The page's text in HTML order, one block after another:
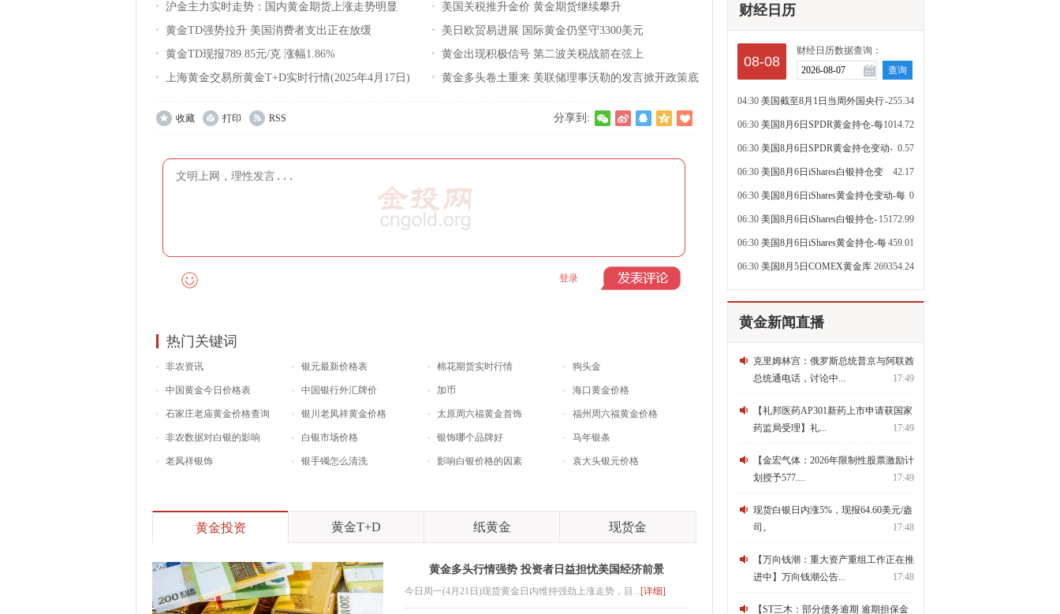
沪金主力实时走势：国内黄金期货上涨走势明显
黄金TD强势拉升 美国消费者支出正在放缓
黄金TD现报789.85元/克 涨幅1.86%
上海黄金交易所黄金T+D实时行情(2025年4月17日)
美国关税推升金价 黄金期货继续攀升
美日欧贸易进展 国际黄金仍坚守3300美元
黄金出现积极信号 第二波关税战箭在弦上
黄金多头卷土重来 美联储理事沃勒的发言掀开政策底
收藏 打印 RSS 分享到:
登录
热门关键词
非农资讯 银元最新价格表 棉花期货实时行情 狗头金
中国黄金今日价格表 中国银行外汇牌价 加币 海口黄金价格
石家庄老庙黄金价格查询 银川老凤祥黄金价格 太原周六福黄金首饰 福州周六福黄金价格
非农数据对白银的影响 白银市场价格 银饰哪个品牌好 马年银条
老凤祥银饰 银手镯怎么清洗 影响白银价格的因素 袁大头银元价格
黄金投资 黄金T+D 纸黄金 现货金
黄金多头行情强势 投资者日益担忧美国经济前景
今日周一(4月21日)现货黄金日内维持强劲上涨走势，目...[详细]
财经日历
08-08
财经日历数据查询：
-255.34
04:30 美国截至8月1日当周外国央行
持有美国国债 1014.72
06:30 美国8月6日SPDR黄金持仓-每
日更新吨 0.57
06:30 美国8月6日SPDR黄金持仓变动-
每日吨 42.17
06:30 美国8月6日iShares白银持仓变
动-每日吨 0
06:30 美国8月6日iShares黄金持仓变动-每
日吨 15172.99
06:30 美国8月6日iShares白银持仓-
每日更新吨 459.01
06:30 美国8月6日iShares黄金持仓-每
日更新吨 269354.24
06:30 美国8月5日COMEX黄金库
存-每日更新百盎司
黄金新闻直播
17:49
克里姆林宫：俄罗斯总统普京与阿联酋
总统通电话，讨论中...
17:49
【礼邦医药AP301新药上市申请获国家
药监局受理】礼...
17:49
【金宏气体：2026年限制性股票激励计
划授予577....
17:48
现货白银日内涨5%，现报64.60美元/盎
司。
17:48
【万向钱潮：重大资产重组工作正在推
进中】万向钱潮公告...
【ST三木：部分债务逾期 逾期担保金